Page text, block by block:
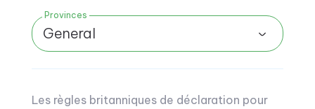
Provinces
General
Les règles britanniques de déclaration pour